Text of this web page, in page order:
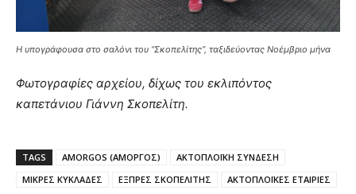
Η υπογράφουσα στο σαλόνι του “Σκοπελίτης”, ταξιδεύοντας Νοέμβριο μήνα
Φωτογραφίες αρχείου, δίχως του εκλιπόντος
καπετάνιου Γιάννη Σκοπελίτη.
TAGS AMORGOS (ΑΜΟΡΓΟΣ)
ΑΚΤΟΠΛΟΪΚΗ ΣΥΝΔΕΣΗ
ΜΙΚΡΕΣ ΚΥΚΛΑΔΕΣ
ΕΞΠΡΕΣ ΣΚΟΠΕΛΙΤΗΣ
ΑΚΤΟΠΛΟΪΚΕΣ ΕΤΑΙΡΙΕΣ